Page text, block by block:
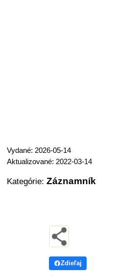
Vydané: 2026-05-14
Aktualizované: 2022-03-14
Kategórie: Záznamník
Zdieľaj